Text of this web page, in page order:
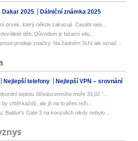
Dakar 2025 Dálniční známka 2025
prvek, který někde zakazují. Zasáhl nejv...
děti. Důvodem je bizarní situ...
prodeje značky. Na žádném SUV ale označ...
Nejlepší telefony Nejlepší VPN – srovnání
teplotu Středozemního moře 33,02 °...
chtěl každý, ale jít na to přes reži...
Baldur's Gate 3 na konzolích nikdy nebylo...